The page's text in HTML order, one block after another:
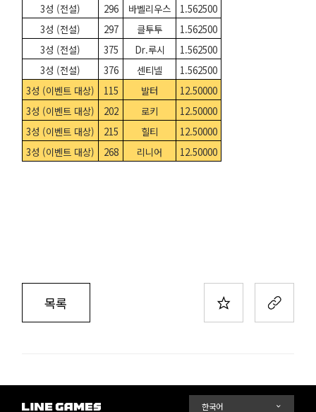
3성 (전설)
296 바벨리우스
1.562500
3성 (전설)
297 클투투
1.562500
3성 (전설)
375 Dr.루시
1.562500
3성 (전설)
376 센티넬
1.562500
3성 (이벤트 대상)
115 발터
12.50000
3성 (이벤트 대상)
202 로키
12.50000
3성 (이벤트 대상)
215 힐티
12.50000
3성 (이벤트 대상)
268 리니어 12.50000
목록